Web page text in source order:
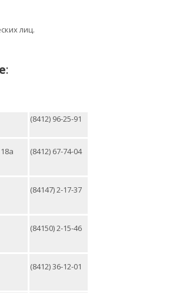
лиц.
:
(8412) 96-25-91
(8412) 67-74-04
(84147) 2-17-37
(84150) 2-15-46
(8412) 36-12-01